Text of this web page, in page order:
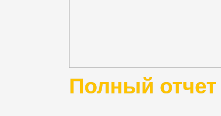
Полный отчет